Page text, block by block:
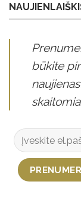
būkite